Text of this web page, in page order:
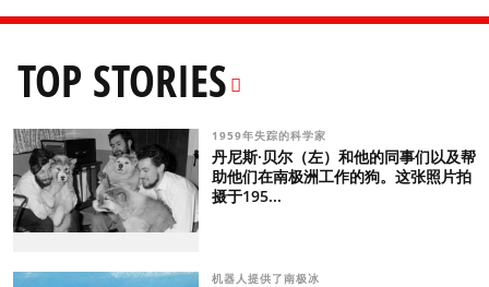
TOP STORIES
1959年失踪的科学家
丹尼斯·贝尔（左）和他的同事们以及帮
助他们在南极洲工作的狗。这张照片拍
摄于195...
机器人提供了南极冰